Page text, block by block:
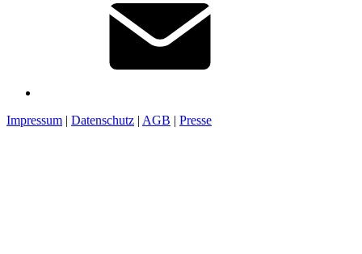
Impressum | Datenschutz | AGB | Presse